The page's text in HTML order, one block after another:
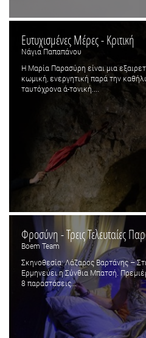
Ευτυχισμένες Μέρες - Κριτική
Νάγια Παπαπάνου
Η Μαρία Παρασύρη είναι μια
κωμική, ενεργητική παρά την
ταυτόχρονα ά-τονική....
Φροσύνη - Τρεις Τελευταίες
Boem Team
Σκηνοθεσία: Λάζαρος Βαρτάνης –
Ερμηνεύει η Σύνθια Μπατσή.
8 παραστάσεις...